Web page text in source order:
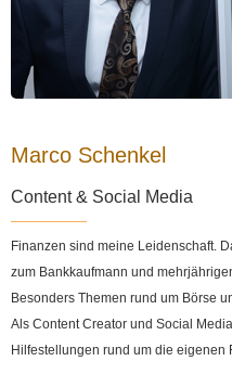
Marco Schenkel
Content & Social Media
Finanzen sind meine Leidenschaft.
zum Bankkaufmann und
Besonders Themen rund um Börse
Als Content Creator und Social
Hilfestellungen rund um die eigenen